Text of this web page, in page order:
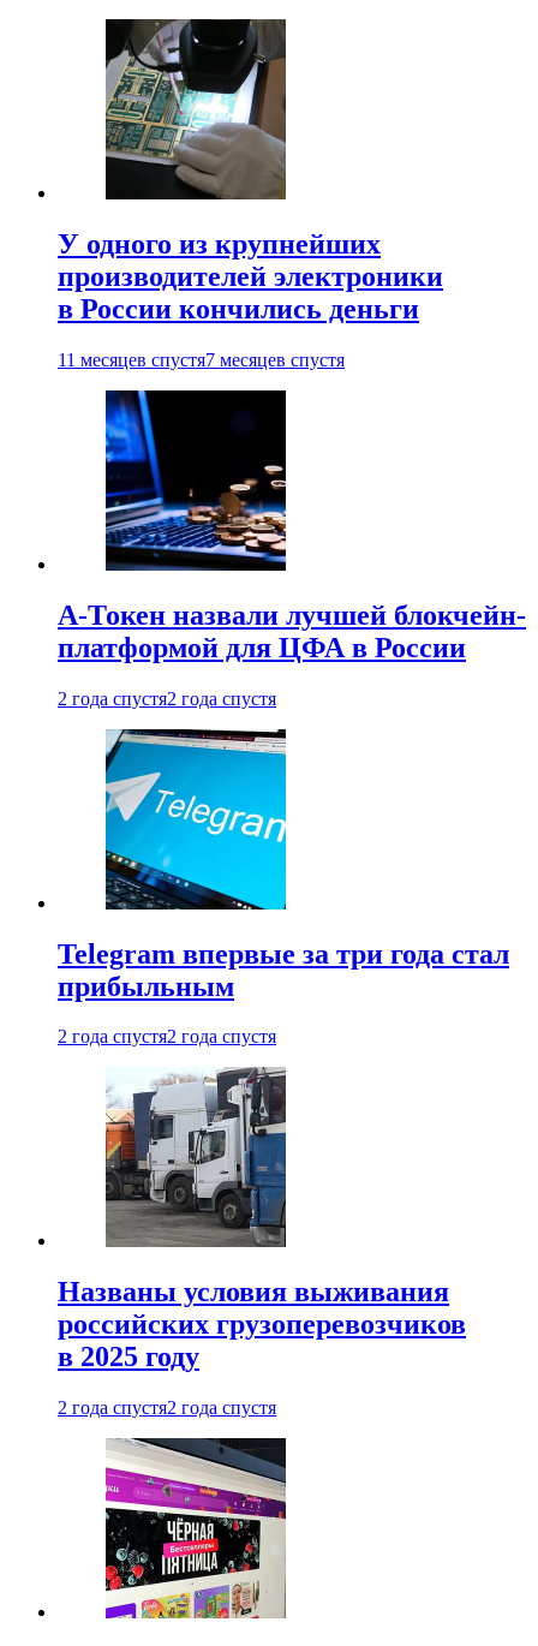
У одного из крупнейших
производителей электроники
в России кончились деньги
11 месяцев спустя7 месяцев спустя
А-Токен назвали лучшей блокчейн-
платформой для ЦФА в России
2 года спустя2 года спустя
Telegram впервые за три года стал
прибыльным
2 года спустя2 года спустя
Названы условия выживания
российских грузоперевозчиков
в 2025 году
2 года спустя2 года спустя